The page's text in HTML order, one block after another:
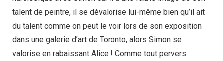
talent de peintre, il se dévalorise lui-même bien qu’il ait
du talent comme on peut le voir lors de son exposition
dans une galerie d’art de Toronto, alors Simon se
valorise en rabaissant Alice ! Comme tout pervers